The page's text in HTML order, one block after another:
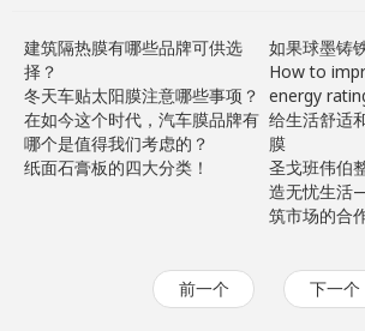
建筑隔热膜有哪些品牌可供选
择？
冬天车贴太阳膜注意哪些事项？
在如今这个时代，汽车膜品牌有
哪个是值得我们考虑的？
纸面石膏板的四大分类！
如果球墨铸
How to
energy
给生活舒
膜
圣戈班伟伯
造无忧生活
筑市场的合
前一个 下一个